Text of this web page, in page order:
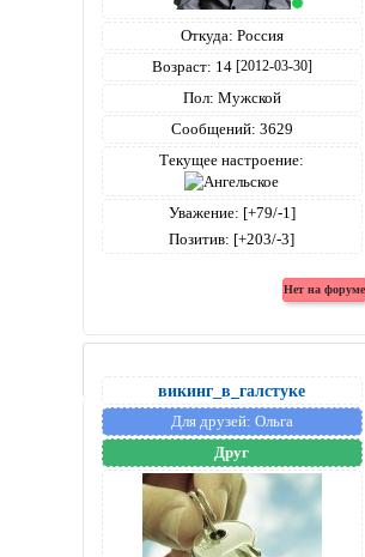
Откуда: Россия
Возраст: 14 [2012-03-30]
Пол: Мужской
Сообщений: 3629
Текущее настроение:
Уважение: [+79/-1]
Позитив: [+203/-3]
викинг_в_галстуке
Для друзей: Ольга
Друг